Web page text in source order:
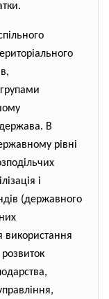
держава. В
рівні
і
(державного
використання